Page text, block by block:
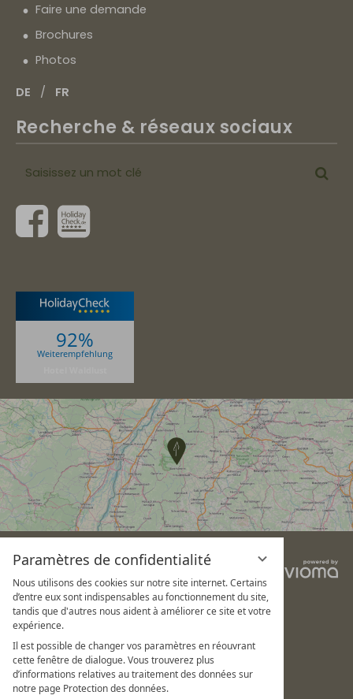
Paramètres de confidentialité
Nous utilisons des cookies sur notre site internet. Certains
d’entre eux sont indispensables au fonctionnement du site,
tandis que d'autres nous aident à améliorer ce site et votre
expérience.
Il est possible de changer vos paramètres en réouvrant
cette fenêtre de dialogue. Vous trouverez plus
d’informations relatives au traitement des données sur
notre page Protection des données.
Faire une demande
Brochures
Photos
DE FR
Recherche & réseaux sociaux
Saisissez
mot
clé
92%
Weiterempfehlung